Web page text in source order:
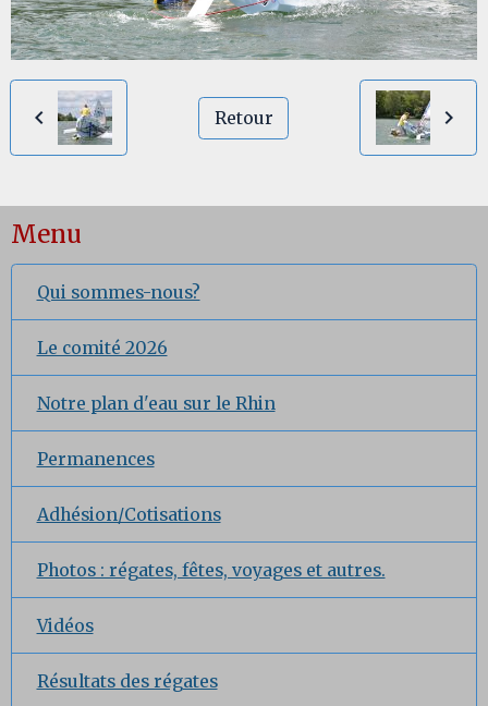
Retour
Menu
Qui sommes-nous?
Le comité 2026
Notre plan d'eau sur le Rhin
Permanences
Adhésion/Cotisations
Photos : régates, fêtes, voyages et autres.
Vidéos
Résultats des régates